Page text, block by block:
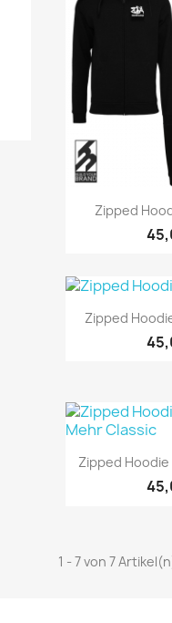

Zipped

Zipped

Zipped
1 - 7 von 7